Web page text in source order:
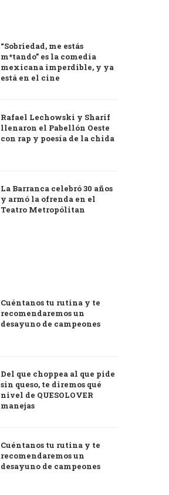
“Sobriedad, me estás
m*tando” es la comedia
mexicana imperdible, y ya
está en el cine
Rafael Lechowski y Sharif
llenaron el Pabellón Oeste
con rap y poesía de la chida
La Barranca celebró 30 años
y armó la ofrenda en el
Teatro Metropólitan
Cuéntanos tu rutina y te
recomendaremos un
desayuno de campeones
Del que choppea al que pide
sin queso, te diremos qué
nivel de QUESOLOVER
manejas
Cuéntanos tu rutina y te
recomendaremos un
desayuno de campeones